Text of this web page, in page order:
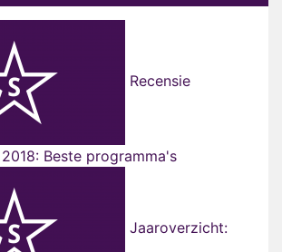
Recensie
Beste programma's
Jaaroverzicht: